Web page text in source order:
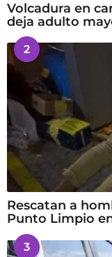
Volcadura en
deja adulto
2
Rescatan a
Punto Limpio
3